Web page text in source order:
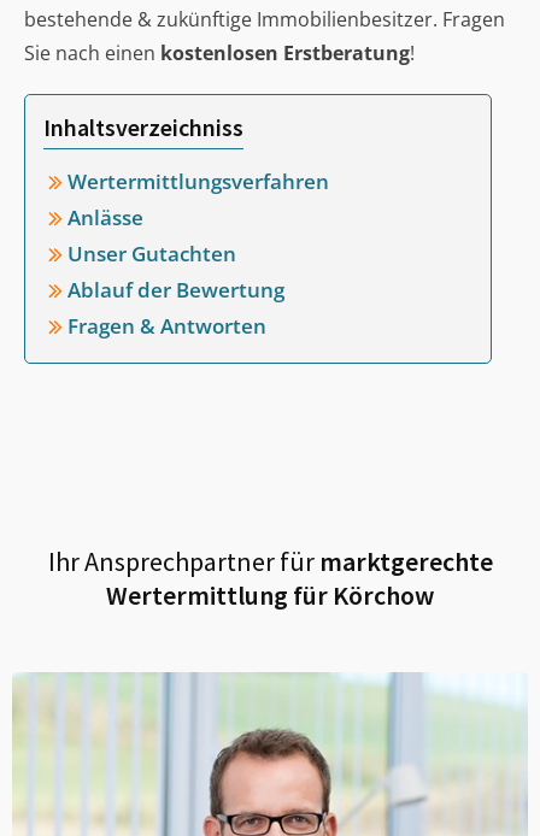
bestehende & zukünftige Immobilienbesitzer. Fragen
Sie nach einen kostenlosen Erstberatung!
Inhaltsverzeichniss
Wertermittlungsverfahren
Anlässe
Unser Gutachten
Ablauf der Bewertung
Fragen & Antworten
Ihr Ansprechpartner fürmarktgerechte
Wertermittlung für Körchow